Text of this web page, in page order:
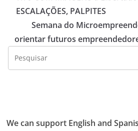
ESCALAÇÕES, PALPITES
Semana do
orientar futuros
We can support English and